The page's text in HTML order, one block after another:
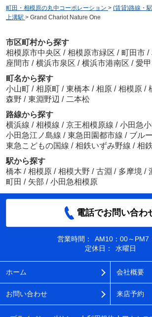
町田・相模原の丸中コーポレーション > (賃貸)路線・
上溝駅 > Grand Chariot Nature One
市区町村から探す
相模原市中央区 / 相模原市緑区 / 町田市 /
座間市 / 横浜市泉区 / 横浜市港南区 / 愛
町名から探す
小山町 / 相原町 / 東橋本 / 相原 / 相模原 /
森野 / 東淵野辺 / 二本松
路線から探す
横浜線 / 相模線 / 京王相模原線 / 小田急
小田急江ノ島線 / 東急田園都市線 / ブル
東急こどもの国線 / 相鉄いずみ野線 / 相
駅から探す
橋本 / 相模原 / 相模大野 / 古淵 / 多摩境 /
町田 / 矢部 / 小田急相模原
電話でお問い合わ
営業時間：
AM10：00～PM7
定休日：
水曜日
ホーム 会社概要
お問い合わせ 来店予約